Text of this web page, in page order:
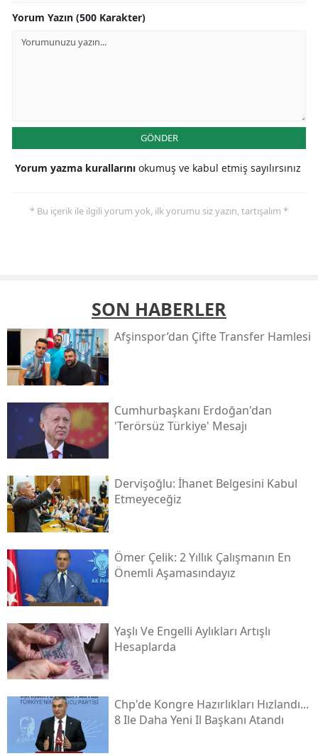
Yorum Yazın (500 Karakter)
GÖNDER
Yorum yazma kurallarını okumuş ve kabul etmiş sayılırsınız
* Bu içerik ile ilgili yorum yok, ilk yorumu siz yazın, tartışalım *
SON HABERLER
Afşinspor’dan Çifte Transfer Hamlesi
Cumhurbaşkanı Erdoğan'dan
'terörsüz Türkiye' Mesajı
Dervişoğlu: İhanet Belgesini Kabul
Etmeyeceğiz
Ömer Çelik: 2 Yıllık Çalışmanın En
Önemli Aşamasındayız
Yaşlı Ve Engelli Aylıkları Artışlı
Hesaplarda
Chp'de Kongre Hazırlıkları Hızlandı...
8 Ile Daha Yeni Il Başkanı Atandı